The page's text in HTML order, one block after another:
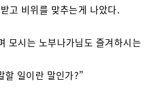
고 비위를 맞추는게 나았다.
모시는 노부나가님도 즐겨하시는
할 일이란 말인가?”